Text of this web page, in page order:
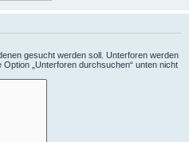
gesucht werden soll. Unterforen werden
„Unterforen durchsuchen“ unten nicht